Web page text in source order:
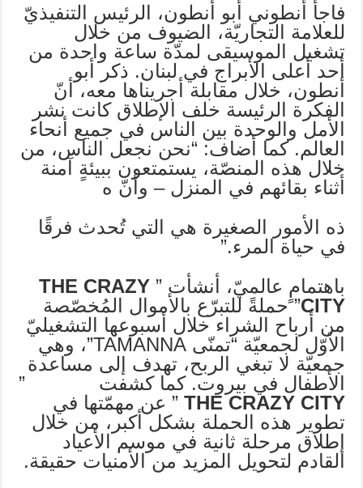
فاجأ أنطوني أبو أنطون، الرئيس التنفيذيّ
للعلامة التجاريّة، الضيوف من خلال
تشغيل الموسيقى لمدّة ساعة واحدة من
أحد أعلى الأبراج في لبنان. ذكر أبو
أنطون، خلال مقابلة أجريناها معه، أنّ
الفكرة الرئيسة خلف الإطلاق كانت نشر
الأمل والوحدة بين الناس في جميع أنحاء
العالم. كما أضاف: “نحن نجعل الناس، من
خلال هذه المنصّة، يستمتعون ببيئةٍ آمنة
أثناء بقائهم في المنزل – وأنّ ه
ذه الأمور الصغيرة هي التي تُحدث فرقًا
في حياة المرء.”
باهتمامٍ عالميّ، أنشأت ”THE CRAZY
CITY” حملةً للتبرّع بالأموال المُخصّصة
من أرباح الشراء خلال أسبوعها التشغيليّ
الأوّل لجمعيّة “تمنّى TAMANNA”، وهي
جمعيّة لا تبغي الربح، تهدف إلى مساعدة
الأطفال في بيروت. كما كشفت ”
THE CRAZY CITY ” عن مهمّتها في
تطوير هذه الحملة بشكل أكبر، من خلال
إطلاق مرحلة ثانية في موسم الأعياد
القادم لتحويل المزيد من الأمنيات حقيقة.